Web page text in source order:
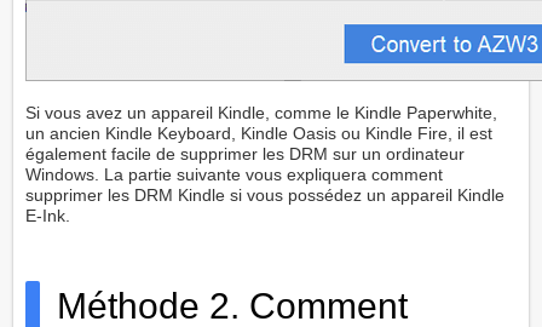
Si vous avez un appareil Kindle, comme le Kindle Paperwhite,
un ancien Kindle Keyboard, Kindle Oasis ou Kindle Fire, il est
également facile de supprimer les DRM sur un ordinateur
Windows. La partie suivante vous expliquera comment
supprimer les DRM Kindle si vous possédez un appareil Kindle
E-Ink.
Méthode 2. Comment